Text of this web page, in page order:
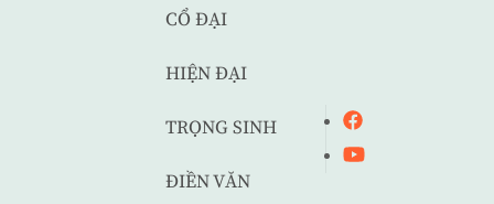
CỔ ĐẠI
HIỆN ĐẠI
TRỌNG SINH
ĐIỀN VĂN